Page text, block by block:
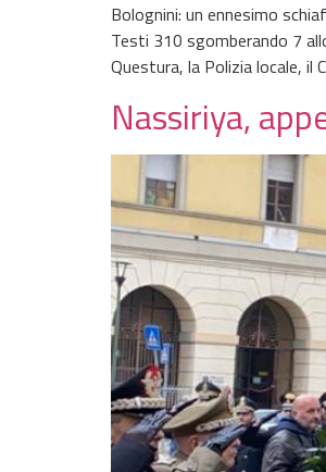
Bolognini: un ennesimo
Testi 310 sgomberando 7
Questura, la Polizia locale, il
Nassiriya,